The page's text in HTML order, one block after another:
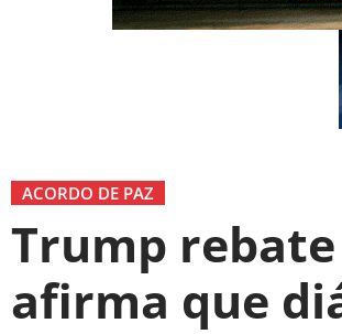
ACORDO DE PAZ
Trump
afirma que